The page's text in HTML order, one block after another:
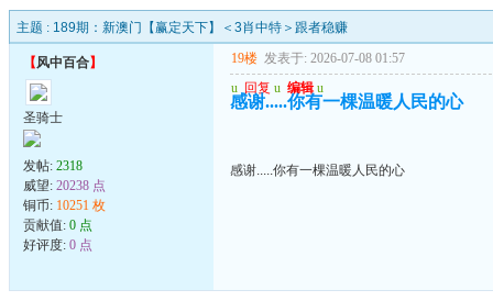
主题 : 189期：新澳门【赢定天下】＜3肖中特＞跟者稳赚
【风中百合】
圣骑士
发帖: 2318
威望: 20238 点
铜币: 10251 枚
贡献值: 0 点
好评度: 0 点
19楼 发表于: 2026-07-08 01:57
u 回复 u 编辑 u
感谢.....你有一棵温暖人民的心
感谢.....你有一棵温暖人民的心